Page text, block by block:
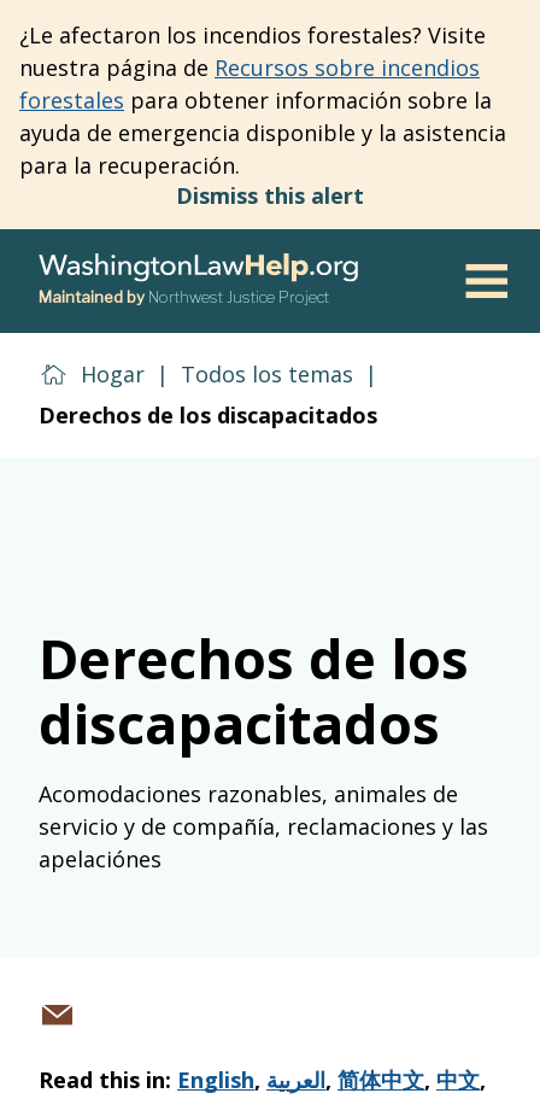
to
main
content
¿Le afectaron los incendios forestales? Visite
nuestra página de Recursos sobre incendios
forestales para obtener información sobre la
ayuda de emergencia disponible y la asistencia
para la recuperación.
Dismiss this alert
Maintained by Northwest Justice Project
Hogar | Todos los temas
|
Derechos de los discapacitados
Derechos de los
discapacitados
Acomodaciones razonables, animales de
servicio y de compañía, reclamaciones y las
apelaciónes
Read this in: English, العربية, 简体中文, 中文,
Share
email